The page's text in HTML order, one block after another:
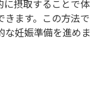
に摂取することで体
きます。この方法で
な妊娠準備を進めま